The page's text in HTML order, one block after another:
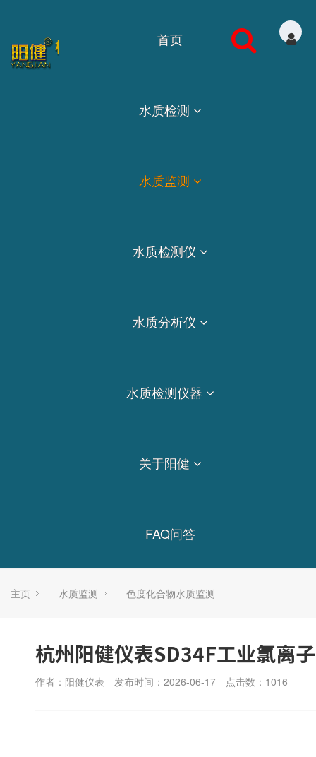
首页
水质检测
水质监测
水质检测仪
水质分析仪
水质检测仪器
关于阳健
FAQ问答
主页 水质监测 色度化合物水质监测
杭州阳健仪表SD34F工业氯离
作者：阳健仪表 发布时间：2026-06-17 点击数： 1016